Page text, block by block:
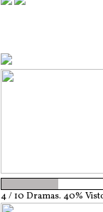
4 / 10 Dramas. 40%